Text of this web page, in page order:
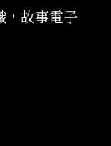
，故事電子